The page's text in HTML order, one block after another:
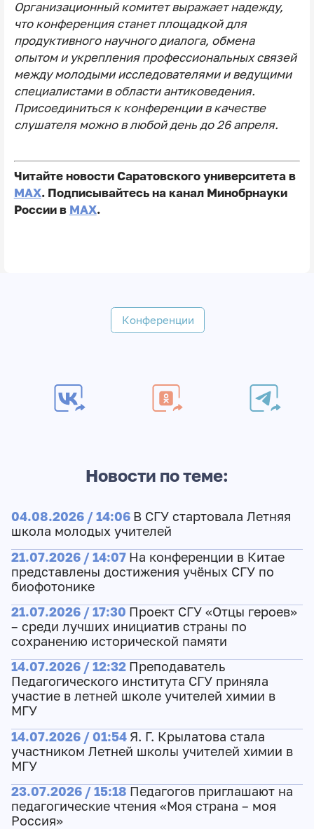
Организационный комитет выражает надежду,
что конференция станет площадкой для
продуктивного научного диалога, обмена
опытом и укрепления профессиональных связей
между молодыми исследователями и ведущими
специалистами в области антиковедения.
Присоединиться к конференции в качестве
слушателя можно в любой день до 26 апреля.
Читайте новости Саратовского университета в
MAX. Подписывайтесь на канал Минобрнауки
России в MAX.
Конференции
Новости по теме:
04.08.2026 / 14:06 В СГУ стартовала Летняя
школа молодых учителей
21.07.2026 / 14:07 На конференции в Китае
представлены достижения учёных СГУ по
биофотонике
21.07.2026 / 17:30 Проект СГУ «Отцы героев»
– среди лучших инициатив страны по
сохранению исторической памяти
14.07.2026 / 12:32 Преподаватель
Педагогического института СГУ приняла
участие в летней школе учителей химии в
МГУ
14.07.2026 / 01:54 Я. Г. Крылатова стала
участником Летней школы учителей химии в
МГУ
23.07.2026 / 15:18 Педагогов приглашают на
педагогические чтения «Моя страна – моя
Россия»